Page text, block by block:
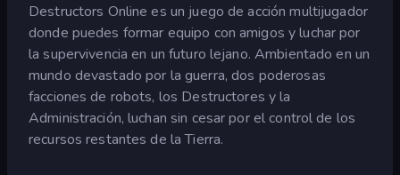
Destructors Online es un juego de acción multijugador
donde puedes formar equipo con amigos y luchar por
la supervivencia en un futuro lejano. Ambientado en un
mundo devastado por la guerra, dos poderosas
facciones de robots, los Destructores y la
Administración, luchan sin cesar por el control de los
recursos restantes de la Tierra.